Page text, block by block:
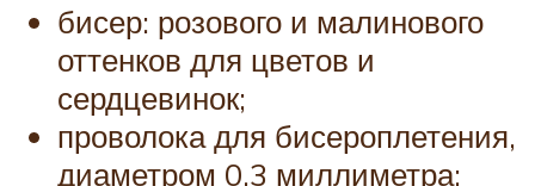
бисер: розового и малинового
оттенков для цветов и
сердцевинок;
проволока для бисероплетения,
диаметром 0,3 миллиметра;